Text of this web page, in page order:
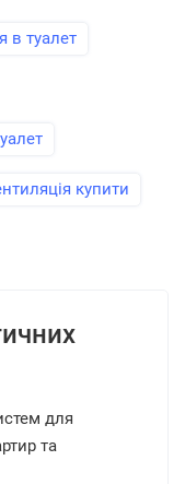
в туалет
купити
для
та